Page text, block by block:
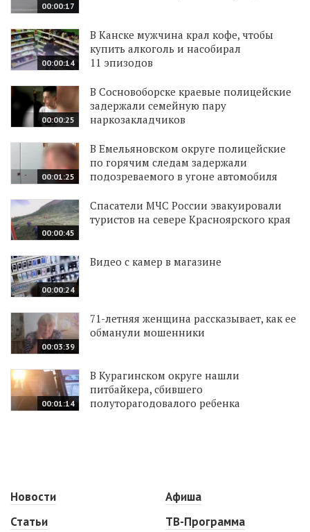
00:00:17
00:00:14
В Канске мужчина крал кофе, чтобы
купить алкоголь и насобирал
11 эпизодов
00:00:25
В Сосновоборске краевые полицейские
задержали семейную пару
наркозакладчиков
00:01:25
В Емельяновском округе полицейские
по горячим следам задержали
подозреваемого в угоне автомобиля
00:00:45
Спасатели МЧС России эвакуировали
туристов на севере Красноярского края
00:00:24
Видео с камер в магазине
00:03:39
71-летняя женщина рассказывает, как ее
обманули мошенники
00:01:14
В Курагинском округе нашли
питбайкера, сбившего
полуторагодовалого ребенка
Новости
Статьи
Афиша
ТВ-Программа